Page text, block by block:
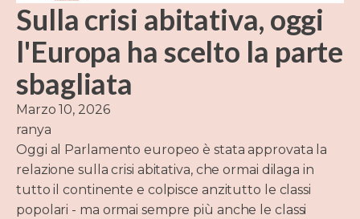
Sulla crisi abitativa, oggi
l'Europa ha scelto la parte
sbagliata
Marzo 10, 2026
ranya
Oggi al Parlamento europeo è stata approvata la
relazione sulla crisi abitativa, che ormai dilaga in
tutto il continente e colpisce anzitutto le classi
popolari - ma ormai sempre più anche le classi